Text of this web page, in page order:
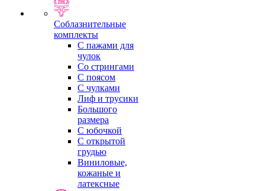
Соблазнительные
комплекты
С пажами для
чулок
Со стрингами
С поясом
С чулками
Лиф и трусики
Большого
размера
С юбочкой
С открытой
грудью
Виниловые,
кожаные и
латексные